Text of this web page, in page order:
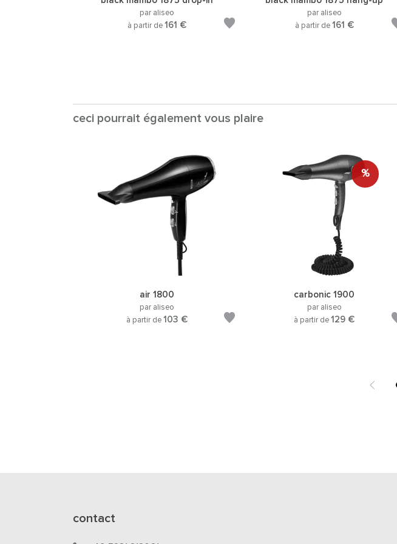
par aliseo
à partir de 161 €
par aliseo
à partir de 161 €
ceci pourrait également vous plaire
air 1800
par aliseo
à partir de 103 €
%
carbonic 1900
par aliseo
à partir de 129 €
contact